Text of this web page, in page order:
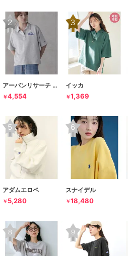
アーバンリサーチ サニーレーベル
￥4,554
イッカ
￥1,369
アダムエロペ
￥ 5,280
スナイデル
￥18,480